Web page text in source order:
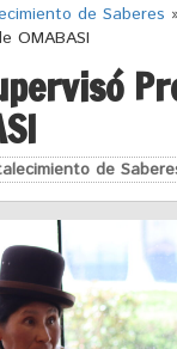
de Saberes
OMABASI
de